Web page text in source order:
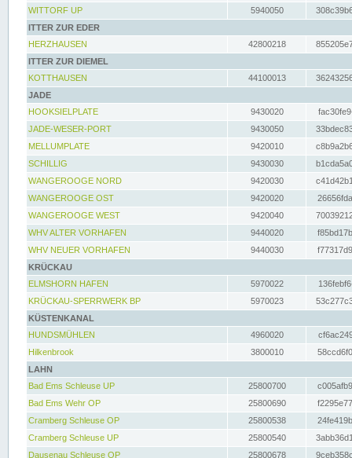
WITTORF UP
5940050
ITTER ZUR EDER
HERZHAUSEN
42800218
ITTER ZUR DIEMEL
KOTTHAUSEN
44100013
JADE
HOOKSIELPLATE
9430020
JADE-WESER-PORT
9430050
MELLUMPLATE
9420010
SCHILLIG
9430030
WANGEROOGE NORD
9420030
WANGEROOGE OST
9420020
WANGEROOGE WEST
9420040
WHV ALTER VORHAFEN
9440020
WHV NEUER VORHAFEN
9440030
KRÜCKAU
ELMSHORN HAFEN
5970022
KRÜCKAU-SPERRWERK BP
5970023
KÜSTENKANAL
HUNDSMÜHLEN
4960020
Hilkenbrook
3800010
LAHN
Bad Ems Schleuse UP
25800700
Bad Ems Wehr OP
25800690
Cramberg Schleuse OP
25800538
Cramberg Schleuse UP
25800540
Dausenau Schleuse OP
25800678